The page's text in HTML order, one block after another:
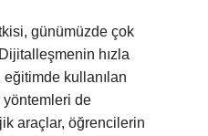
günümüzde çok
hızla
kullanılan
yöntemleri de
araçlar, öğrencilerin